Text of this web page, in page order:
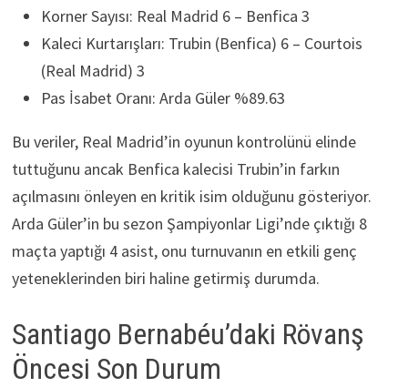
Korner Sayısı: Real Madrid 6 – Benfica 3
Kaleci Kurtarışları: Trubin (Benfica) 6 – Courtois
(Real Madrid) 3
Pas İsabet Oranı: Arda Güler %89.63
Bu veriler, Real Madrid’in oyunun kontrolünü elinde
tuttuğunu ancak Benfica kalecisi Trubin’in farkın
açılmasını önleyen en kritik isim olduğunu gösteriyor.
Arda Güler’in bu sezon Şampiyonlar Ligi’nde çıktığı 8
maçta yaptığı 4 asist, onu turnuvanın en etkili genç
yeteneklerinden biri haline getirmiş durumda.
Santiago Bernabéu’daki Rövanş
Öncesi Son Durum